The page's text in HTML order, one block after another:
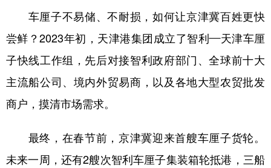
车厘子不易储、不耐损，如何让京津冀百姓更快
尝鲜？2023年初，天津港集团成立了智利—天津车厘
子快线工作组，先后对接智利政府部门、全球前十大
主流船公司、境内外贸易商，以及各地大型农贸批发
商户，摸清市场需求。
最终，在春节前，京津冀迎来首艘车厘子货轮。
未来一周，还有2艘次智利车厘子集装箱轮抵港，三船